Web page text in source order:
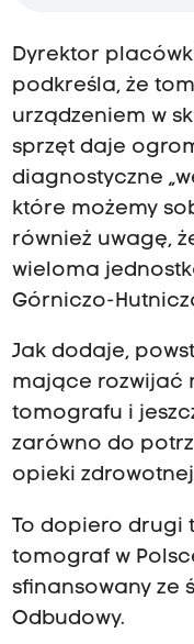
Dyrektor
podkreśla, że
urządzeniem w
sprzęt daje
diagnostyczne
które możemy
również uwagę,
wieloma
Górniczo-
Jak dodaje,
mające rozwijać
tomografu i
zarówno do
opieki
To dopiero drugi
tomograf w
sfinansowany ze
Odbudowy.